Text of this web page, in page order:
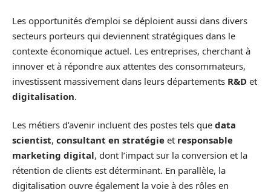
Les opportunités d’emploi se déploient aussi dans divers
secteurs porteurs qui deviennent stratégiques dans le
contexte économique actuel. Les entreprises, cherchant à
innover et à répondre aux attentes des consommateurs,
investissent massivement dans leurs départements R&D et
digitalisation.
Les métiers d’avenir incluent des postes tels que data
scientist, consultant en stratégie et responsable
marketing digital, dont l’impact sur la conversion et la
rétention de clients est déterminant. En parallèle, la
digitalisation ouvre également la voie à des rôles en